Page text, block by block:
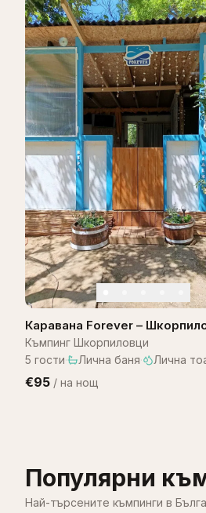
Каравана Forever –
Къмпинг Шкорпиловци
5 гости· Лична баня· Лична
€95 / на нощ
Популярни
Най-търсените къмпинги в